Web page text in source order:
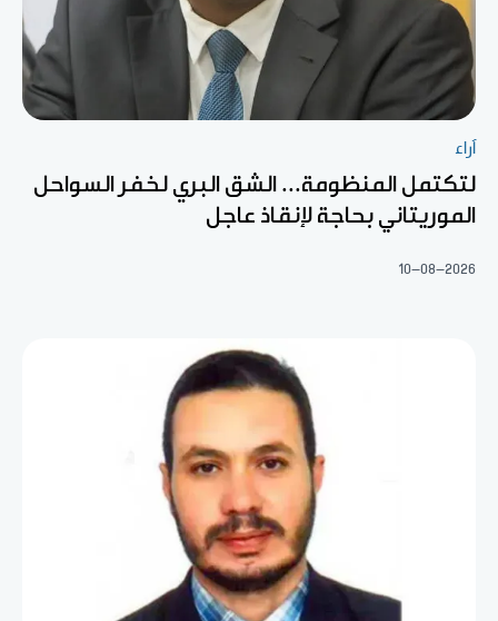
آراء
لتكتمل المنظومة... الشق البري لخفر السواحل
الموريتاني بحاجة لإنقاذ عاجل
10-08-2026